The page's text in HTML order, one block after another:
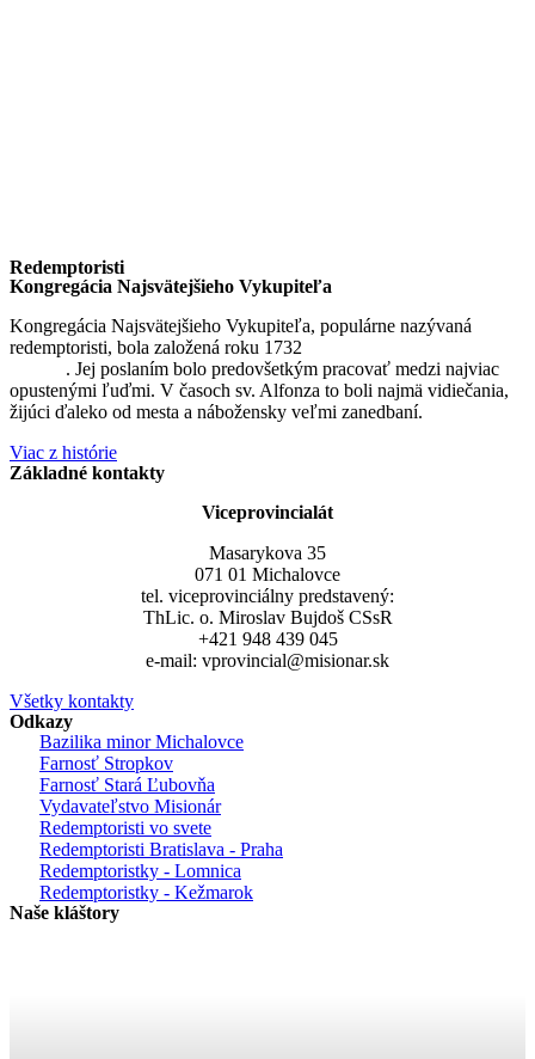
Redemptoristi
Kongregácia Najsvätejšieho Vykupiteľa
Kongregácia Najsvätejšieho Vykupiteľa, populárne nazývaná
redemptoristi, bola založená roku 1732
. Jej poslaním bolo predovšetkým pracovať medzi najviac
opustenými ľuďmi. V časoch sv. Alfonza to boli najmä vidiečania,
žijúci ďaleko od mesta a nábožensky veľmi zanedbaní.
Viac z histórie
Základné kontakty
Viceprovincialát
Masarykova 35
071 01 Michalovce
tel. viceprovinciálny predstavený:
ThLic. o. Miroslav Bujdoš CSsR
+421 948 439 045
e-mail: vprovincial@misionar.sk
Všetky kontakty
Odkazy
Bazilika minor Michalovce
Farnosť Stropkov
Farnosť Stará Ľubovňa
Vydavateľstvo Misionár
Redemptoristi vo svete
Redemptoristi Bratislava - Praha
Redemptoristky - Lomnica
Redemptoristky - Kežmarok
Naše kláštory